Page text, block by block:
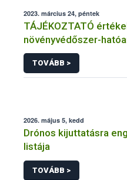
2023. március 24, péntek
TÁJÉKOZTATÓ
növényvédőszer-
engedélyezésére,
meghosszabbítására
eljárásba
TOVÁBB >
2026. május 5, kedd
Drónos kijuttatásra
listája
TOVÁBB >